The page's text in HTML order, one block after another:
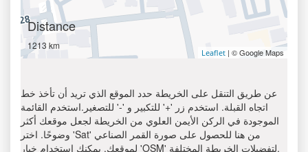
Distance
1213 km
Leaflet | © Google Maps
عن طريق التنقل على الخريطة حدد الموقع الذي تريد أن تأخذ خط
اتجاه القبلة. استخدم زر '+' للتكبير و '-' للتصغير.استخدم القائمة
الموجودة في الركن الأيمن العلوي من الخريطة لجعل موقعك أكثر
وضوحًا. اختر 'Sat' من هنا للحصول على صورة القمر الصناعي
لموقعك. يمكنك استخدام خيار 'OSM' لتفضيلات الخريطة المختلفة.